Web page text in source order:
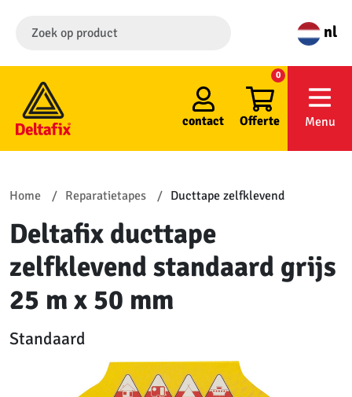
nl
contact Offerte
0
Menu
Home Reparatietapes Ducttape zelfklevend
Deltafix ducttape
zelfklevend standaard grijs
25 m x 50 mm
Standaard